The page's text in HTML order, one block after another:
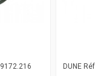
DUNE